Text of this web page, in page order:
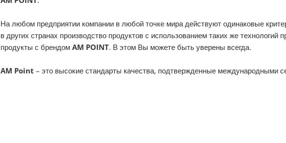
На любом предприятии компании в любой точке мира действуют одинаковые
в других странах производство продуктов с использованием таких же технологий
продукты с брендом AM POINT. В этом Вы можете быть уверены всегда.
AM Point – это высокие стандарты качества, подтвержденные международными